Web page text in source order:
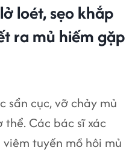
loét, sẹo khắp
ra mủ hiếm gặp
sẩn cục, vỡ chảy mủ
Các bác sĩ xác
tuyến mồ hôi mủ